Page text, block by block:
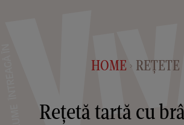
HOME > REȚETE
Rețetă tartă cu